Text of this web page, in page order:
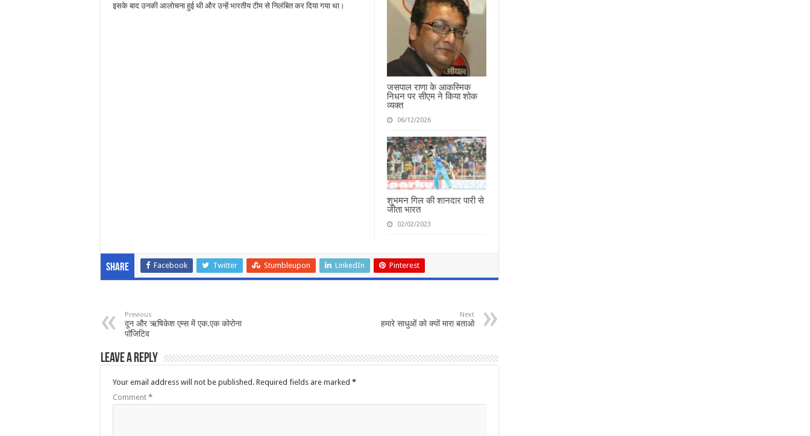
जसपाल राणा के आकस्मिक
निधन पर सीएम ने किया शोक
व्यक्त
06/12/2026
शुभमन गिल की शानदार पारी से
जीता भारत
02/02/2023
इसके बाद उनकी आलोचना हुई थी और उन्हें भारतीय टीम से निलंबित कर दिया गया था।
Share Facebook Twitter Stumbleupon LinkedIn Pinterest
Previous
दून और ऋषिकेश एम्स में एक.एक कोरोना
पॉजिटिव
Next
हमारे साधुओं को क्यों मारा बताओ
Leave a Reply
Your email address will not be published. Required fields are marked *
Comment *